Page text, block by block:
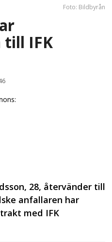
Foto: Bildbyrån
till IFK
28, återvänder till
anfallaren har
med IFK